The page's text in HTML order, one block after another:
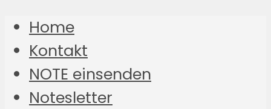
Home
Kontakt
NOTE einsenden
Notesletter